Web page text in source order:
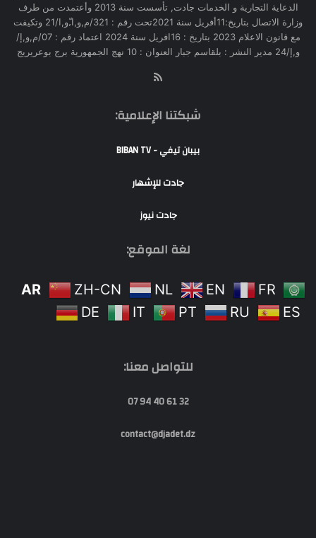
الدعاية التجارية و الخدمات جادت, تأسست سنة 2013 وأعتمدت من طرف
وزارة الاتصال بتاريخ:11أفريل سنة 2021تحت رقم : 321/م,و,ا,ّو,ا/21 وتكيفت
مع قانون الاعلام 2023 بتاريخ : 16افريل سنة 2024 اعتماد رقم : 07/م,و,إ/
و,إ/24 مدير النشر : بلقاسم جبار العنوان : 10 نهج الجمهورية برج بوعريريج
شبكتنا الإعلامية:
بيبان تيفي - BIBAN TV
جادت للإشهار
جادت نيوز
لغة الموقع:
AR ZH-CN NL EN
FR
DE
IT PT RU ES
للتواصل معنا:
32 61 40 94 07
contact@djadet.dz